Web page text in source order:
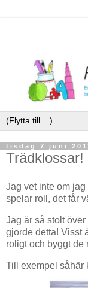
tisdag 7 juni
Trädklossar!
Jag vet inte om
spelar roll, det får
Jag är så stolt
gjorde detta! Visst
roligt och byggt de
Till exempel såhär